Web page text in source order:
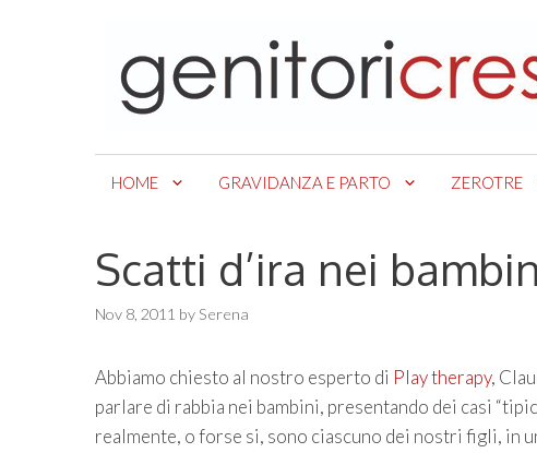
HOME GRAVIDANZA E PARTO ZEROTRE
Scatti d’ira nei
Nov 8, 2011 by Serena
Abbiamo chiesto al nostro esperto di Play therapy,
parlare di rabbia nei bambini, presentando dei casi
realmente, o forse si, sono ciascuno dei nostri figli, in